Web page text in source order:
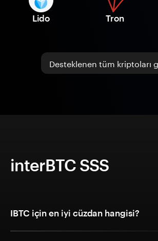
Lido Tron
Desteklenen tüm kriptoları
interBTC SSS
IBTC için en iyi cüzdan hangisi?